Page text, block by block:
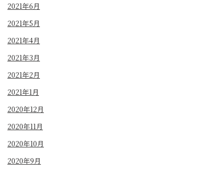
2021年6月
2021年5月
2021年4月
2021年3月
2021年2月
2021年1月
2020年12月
2020年11月
2020年10月
2020年9月